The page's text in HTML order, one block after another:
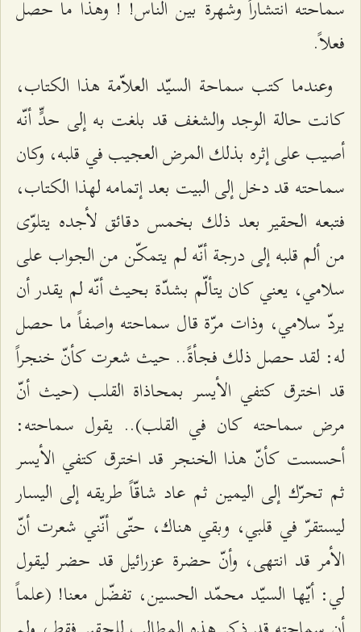
سماحته انتشاراً وشهرة بين الناس! ! وهذا ما حصل
فعلاً.
وعندما كتب سماحة السيّد العلاّمة هذا الكتاب،
كانت حالة الوجد والشغف قد بلغت به إلى حدٍّ أنّه
أصيب على إثره بذلك المرض العجيب في قلبه، وكان
سماحته قد دخل إلى البيت بعد إتمامه لهذا الكتاب،
فتبعه الحقير بعد ذلك بخمس دقائق لأجده يتلوّى
من ألم قلبه إلى درجة أنّه لم يتمكّن من الجواب على
سلامي، يعني كان يتألّم بشدّة بحيث أنّه لم يقدر أن
يردّ سلامي، وذات مرّة قال سماحته واصفاً ما حصل
له: لقد حصل ذلك فجأةً.. حيث شعرت كأنّ خنجراً
قد اخترق كتفي الأيسر بمحاذاة القلب (حيث أنّ
مرض سماحته كان في القلب).. يقول سماحته:
أحسست كأنّ هذا الخنجر قد اخترق كتفي الأيسر
ثم تحرّك إلى اليمين ثم عاد شاقّاً طريقه إلى اليسار
ليستقرّ في قلبي، وبقي هناك، حتّى أنّني شعرت أنّ
الأمر قد انتهى، وأنّ حضرة عزرائيل قد حضر ليقول
لي: أيّها السيّد محمّد الحسين، تفضّل معنا! (علماً